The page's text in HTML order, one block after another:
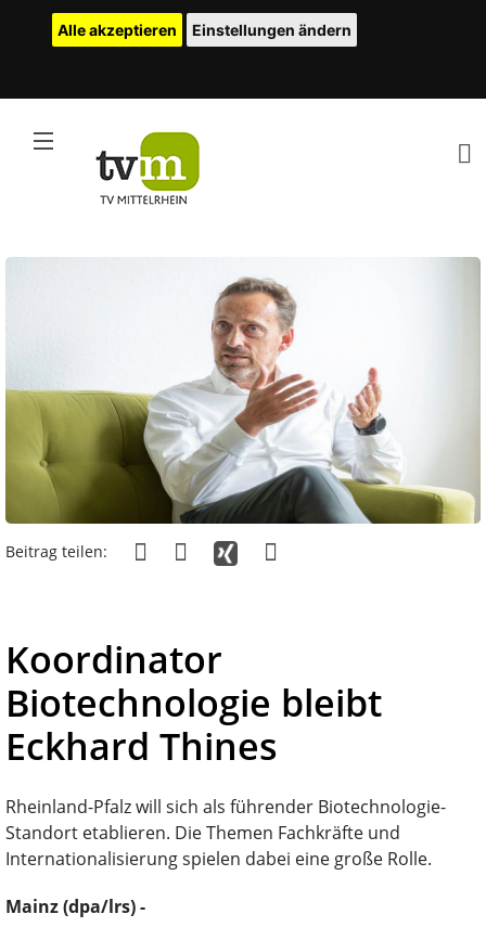
Alle akzeptieren Einstellungen ändern
Beitrag teilen:
Koordinator
Biotechnologie bleibt
Eckhard Thines
Rheinland-Pfalz will sich als führender Biotechnologie-
Standort etablieren. Die Themen Fachkräfte und
Internationalisierung spielen dabei eine große Rolle.
Mainz (dpa/lrs) -